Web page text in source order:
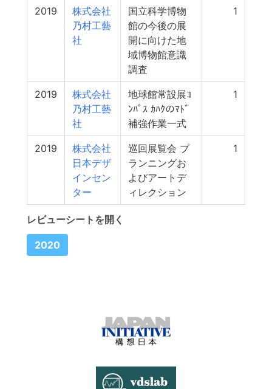
2019
株式会社
乃村工藝
社
国立科学博物
館の今後の展
開に向けた地
域博物館意識
調査
1
2019
株式会社
乃村工藝
社
地球館常設展ｺ
ﾝﾊﾟｽ ｶﾊｸのﾏﾄﾞ
補強作業一式
1
2019
株式会社
日本デザ
インセン
ター
巡回展覧会 プ
ランニングお
よびアートデ
ィレクション
1
レビューシートを開く
2020